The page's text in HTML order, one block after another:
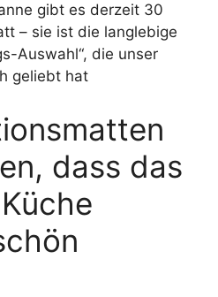
gibt es derzeit 30
– sie ist die langlebige
Auswahl“, die unser
geliebt hat
dass das